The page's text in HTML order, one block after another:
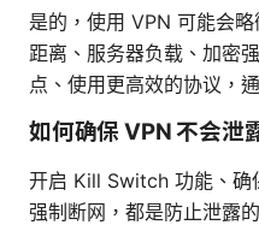
是的，使用 VPN 可能会
距离、服务器负载、加密
点、使用更高效的协议，
如何确保 VPN 不会泄
开启 Kill Switch 功能、确
强制断网，都是防止泄露